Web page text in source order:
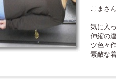
こまさ
気に入
伸縮の
ツ色々
素敵な